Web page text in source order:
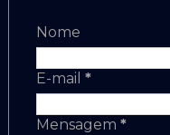
Nome
E-mail *
Mensagem *